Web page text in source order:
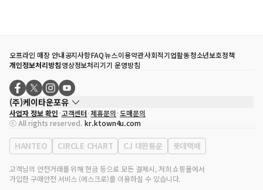
오프라인 매장 안내공지사항FAQ뉴스이용약관사회적기업활동청소년보호정책
개인정보처리방침영상정보처리기기 운영방침
(주)케이타운포유
대표자
송효민
사업자등록번호
120-87-71116
통신판매업 신고번호 제2011-서울강남-02223
대표전화
02-552-9855
사업자 정보 확인 고객센터 제휴문의 도매문의
ⓒ All rights reserved. kr.ktown4u.com
HANTEO CIRCLE CHART CJ 대한통운 롯데택배
고객님의 안전거래를 위해 현금 등으로 모든 결제시, 저희 쇼핑몰에서
가입한 구매안전 서비스 (에스크로)를 이용하실 수 있습니다.